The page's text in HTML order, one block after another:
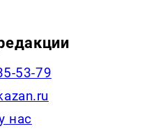
53-79
нас